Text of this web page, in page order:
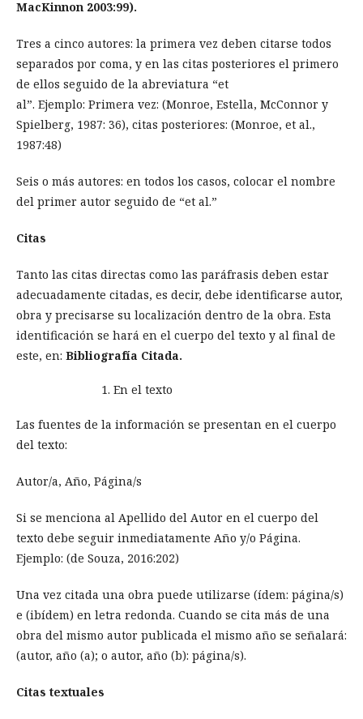
MacKinnon 2003:99).
Tres a cinco autores: la primera vez deben citarse todos
separados por coma, y en las citas posteriores el primero
de ellos seguido de la abreviatura “et
al”. Ejemplo: Primera vez: (Monroe, Estella, McConnor y
Spielberg, 1987: 36), citas posteriores: (Monroe, et al.,
1987:48)
Seis o más autores: en todos los casos, colocar el nombre
del primer autor seguido de “et al.”
Citas
Tanto las citas directas como las paráfrasis deben estar
adecuadamente citadas, es decir, debe identificarse autor,
obra y precisarse su localización dentro de la obra. Esta
identificación se hará en el cuerpo del texto y al final de
este, en: Bibliografía Citada.
En el texto
Las fuentes de la información se presentan en el cuerpo
del texto:
Autor/a, Año, Página/s
Si se menciona al Apellido del Autor en el cuerpo del
texto debe seguir inmediatamente Año y/o Página.
Ejemplo: (de Souza, 2016:202)
Una vez citada una obra puede utilizarse (ídem: página/s)
e (ibídem) en letra redonda. Cuando se cita más de una
obra del mismo autor publicada el mismo año se señalará:
(autor, año (a); o autor, año (b): página/s).
Citas textuales